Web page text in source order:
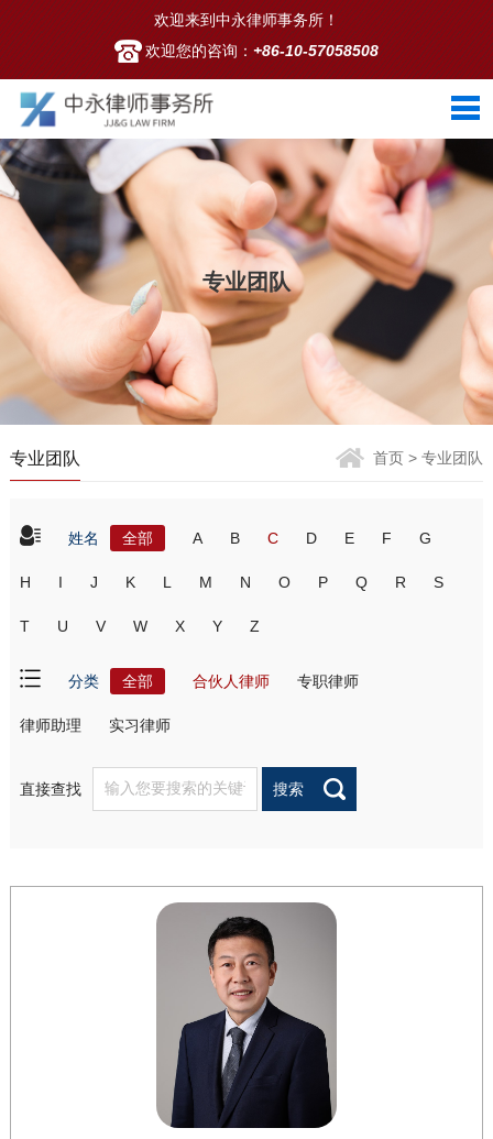
欢迎来到中永律师事务所！
欢迎您的咨询：+86-10-57058508
专业团队
专业团队 首页 > 专业团队
姓名 全部 A B C D E F G
H I J K L M N O P Q R S
T U V W X Y Z
分类 全部 合伙人律师 专职律师
律师助理 实习律师
直接查找 搜索